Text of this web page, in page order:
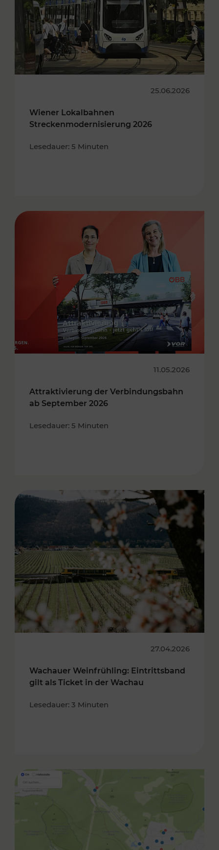
25.06.2026
Wiener Lokalbahnen
Streckenmodernisierung 2026
Lesedauer: 5 Minuten
11.05.2026
Attraktivierung der Verbindungsbahn
ab September 2026
Lesedauer: 5 Minuten
27.04.2026
Wachauer Weinfrühling: Eintrittsband
gilt als Ticket in der Wachau
Lesedauer: 3 Minuten